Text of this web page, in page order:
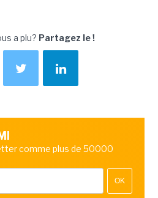
a plu? Partagez le !
comme plus de 50000
OK